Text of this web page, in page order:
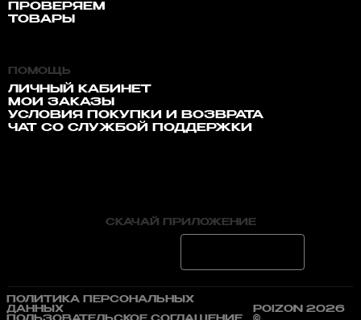
ПРОВЕРЯЕМ
ТОВАРЫ
ПОМОЩЬ
ЛИЧНЫЙ КАБИНЕТ
МОИ ЗАКАЗЫ
УСЛОВИЯ ПОКУПКИ И ВОЗВРАТА
ЧАТ СО СЛУЖБОЙ ПОДДЕРЖКИ
СКАЧАЙ ПРИЛОЖЕНИЕ
ПОЛИТИКА ПЕРСОНАЛЬНЫХ
ДАННЫХ
POIZON 2026